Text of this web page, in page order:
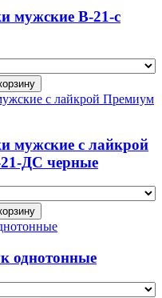
мужские В-21-с
мужские с лайкрой
ДС черные
однотонные